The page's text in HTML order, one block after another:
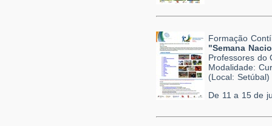
Formação
"Semana
Professores do
Modalidade:
(Local: Setúbal)
De 11 a 15 de